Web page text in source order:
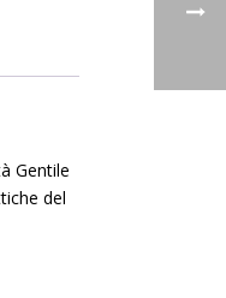
Gentile
del